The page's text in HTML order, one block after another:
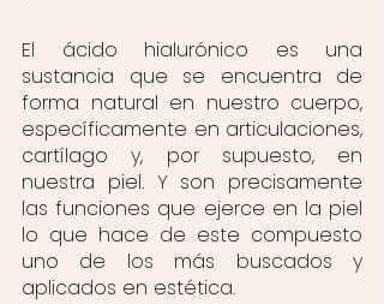
El ácido hialurónico es una
sustancia que se encuentra de
forma natural en nuestro cuerpo,
específicamente en articulaciones,
cartílago y, por supuesto, en
nuestra piel. Y son precisamente
las funciones que ejerce en la piel
lo que hace de este compuesto
uno de los más buscados y
aplicados en estética.